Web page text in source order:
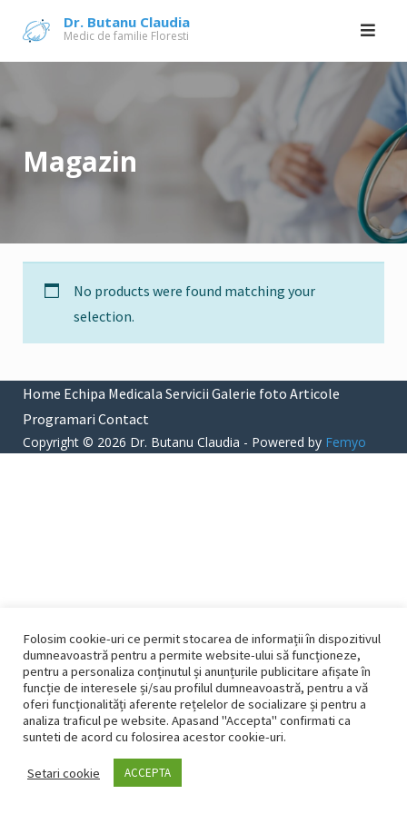
content
Dr. Butanu Claudia
Medic de familie Floresti
Magazin
No products were found matching your
selection.
Home Echipa Medicala Servicii Galerie foto Articole
Programari Contact
Copyright © 2026 Dr. Butanu Claudia - Powered by Femyo
Folosim cookie-uri ce permit stocarea de informații în dispozitivul
dumneavoastră pentru a permite website-ului să funcționeze,
pentru a personaliza conținutul și anunțurile publicitare afișate în
funcție de interesele și/sau profilul dumneavoastră, pentru a vă
oferi funcționalități aferente rețelelor de socializare și pentru a
analiza traficul pe website. Apasand "Accepta" confirmati ca
sunteti de acord cu folosirea acestor cookie-uri.
Setari cookie ACCEPTA